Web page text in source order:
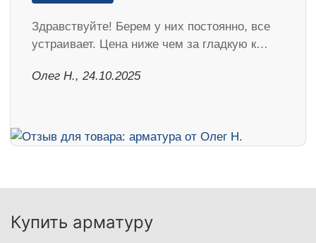
Здравствуйте! Берем у них постоянно, все
устраивает. Цена ниже чем за гладкую к…
Олег Н., 24.10.2025
Купить арматуру